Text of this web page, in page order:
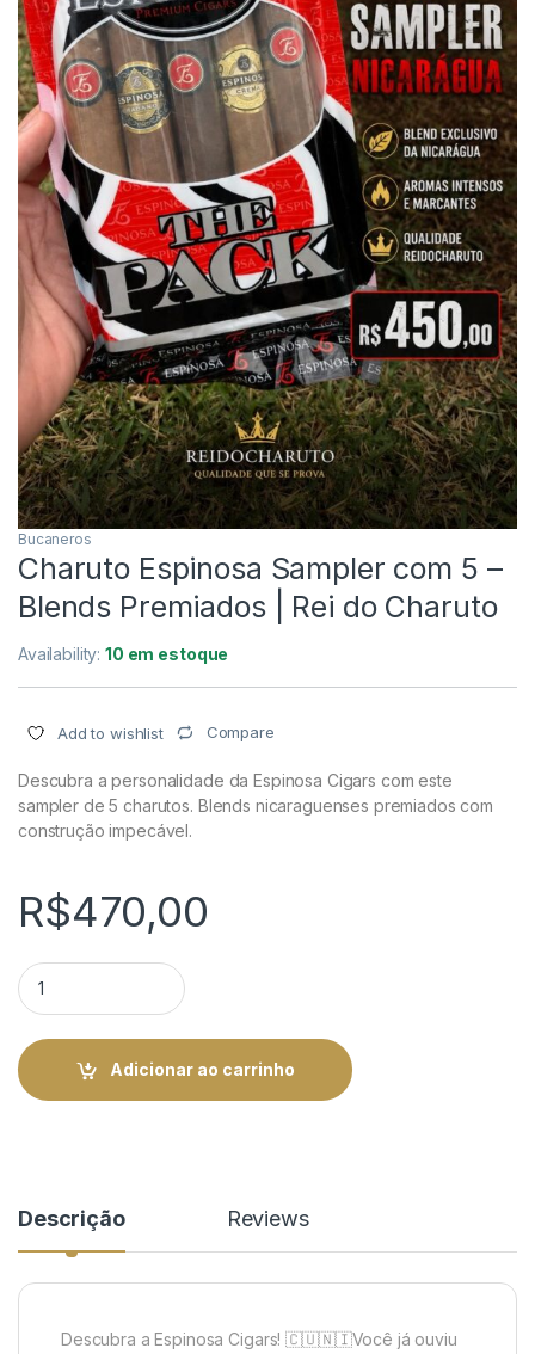
Bucaneros
Charuto Espinosa Sampler com 5 –
Blends Premiados | Rei do Charuto
Availability:10 em estoque
Add to wishlist Compare
Descubra a personalidade da Espinosa Cigars com este
sampler de 5 charutos. Blends nicaraguenses premiados com
construção impecável.
R$470,00
Charuto Espinosa Sampler com 5 - Blends Premiados | Rei
Adicionar ao carrinho
Descrição Reviews
Descubra a Espinosa Cigars! 🇨🇺🇳🇮Você já ouviu